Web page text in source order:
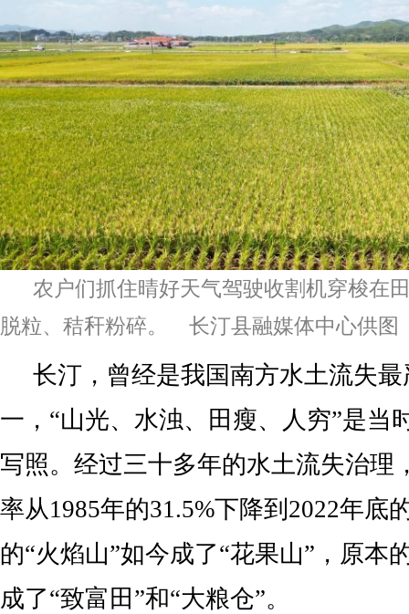
农户们抓住晴好天气驾驶收割机穿梭在
脱粒、秸秆粉碎。 长汀县融媒体中心供图
长汀，曾经是我国南方水土流失
一，“山光、水浊、田瘦、人穷”是当
写照。经过三十多年的水土流失治理
率从1985年的31.5%下降到2022年底
的“火焰山”如今成了“花果山”，原本
成了“致富田”和“大粮仓”。